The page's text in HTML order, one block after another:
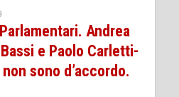
Andrea
e Paolo Carletti-
sono d’accordo.